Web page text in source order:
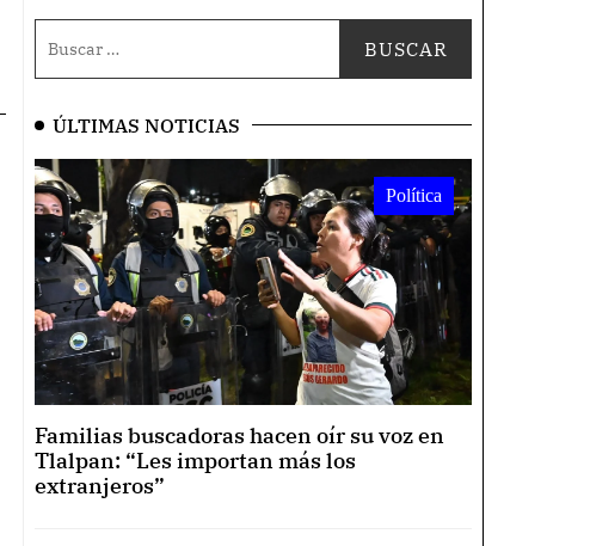
ÚLTIMAS NOTICIAS
Política
Familias buscadoras hacen oír su voz en
Tlalpan: “Les importan más los
extranjeros”